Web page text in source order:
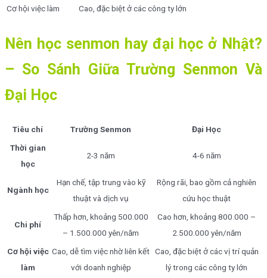
Cơ hội việc làm
Cao, đặc biệt ở các công ty lớn
Nên học senmon hay đại học ở Nhật?
– So Sánh Giữa Trường Senmon Và
Đại Học
Tiêu chí Trường Senmon
Đại Học
Thời gian
học
2-3 năm 4-6 năm
Ngành học
Hạn chế, tập trung vào kỹ
thuật và dịch vụ
Rộng rãi, bao gồm cả nghiên
cứu học thuật
Chi phí
Thấp hơn, khoảng 500.000
– 1.500.000 yên/năm
Cao hơn, khoảng 800.000 –
2.500.000 yên/năm
Cơ hội việc
làm
Cao, dễ tìm việc nhờ liên kết
với doanh nghiệp
Cao, đặc biệt ở các vị trí quản
lý trong các công ty lớn